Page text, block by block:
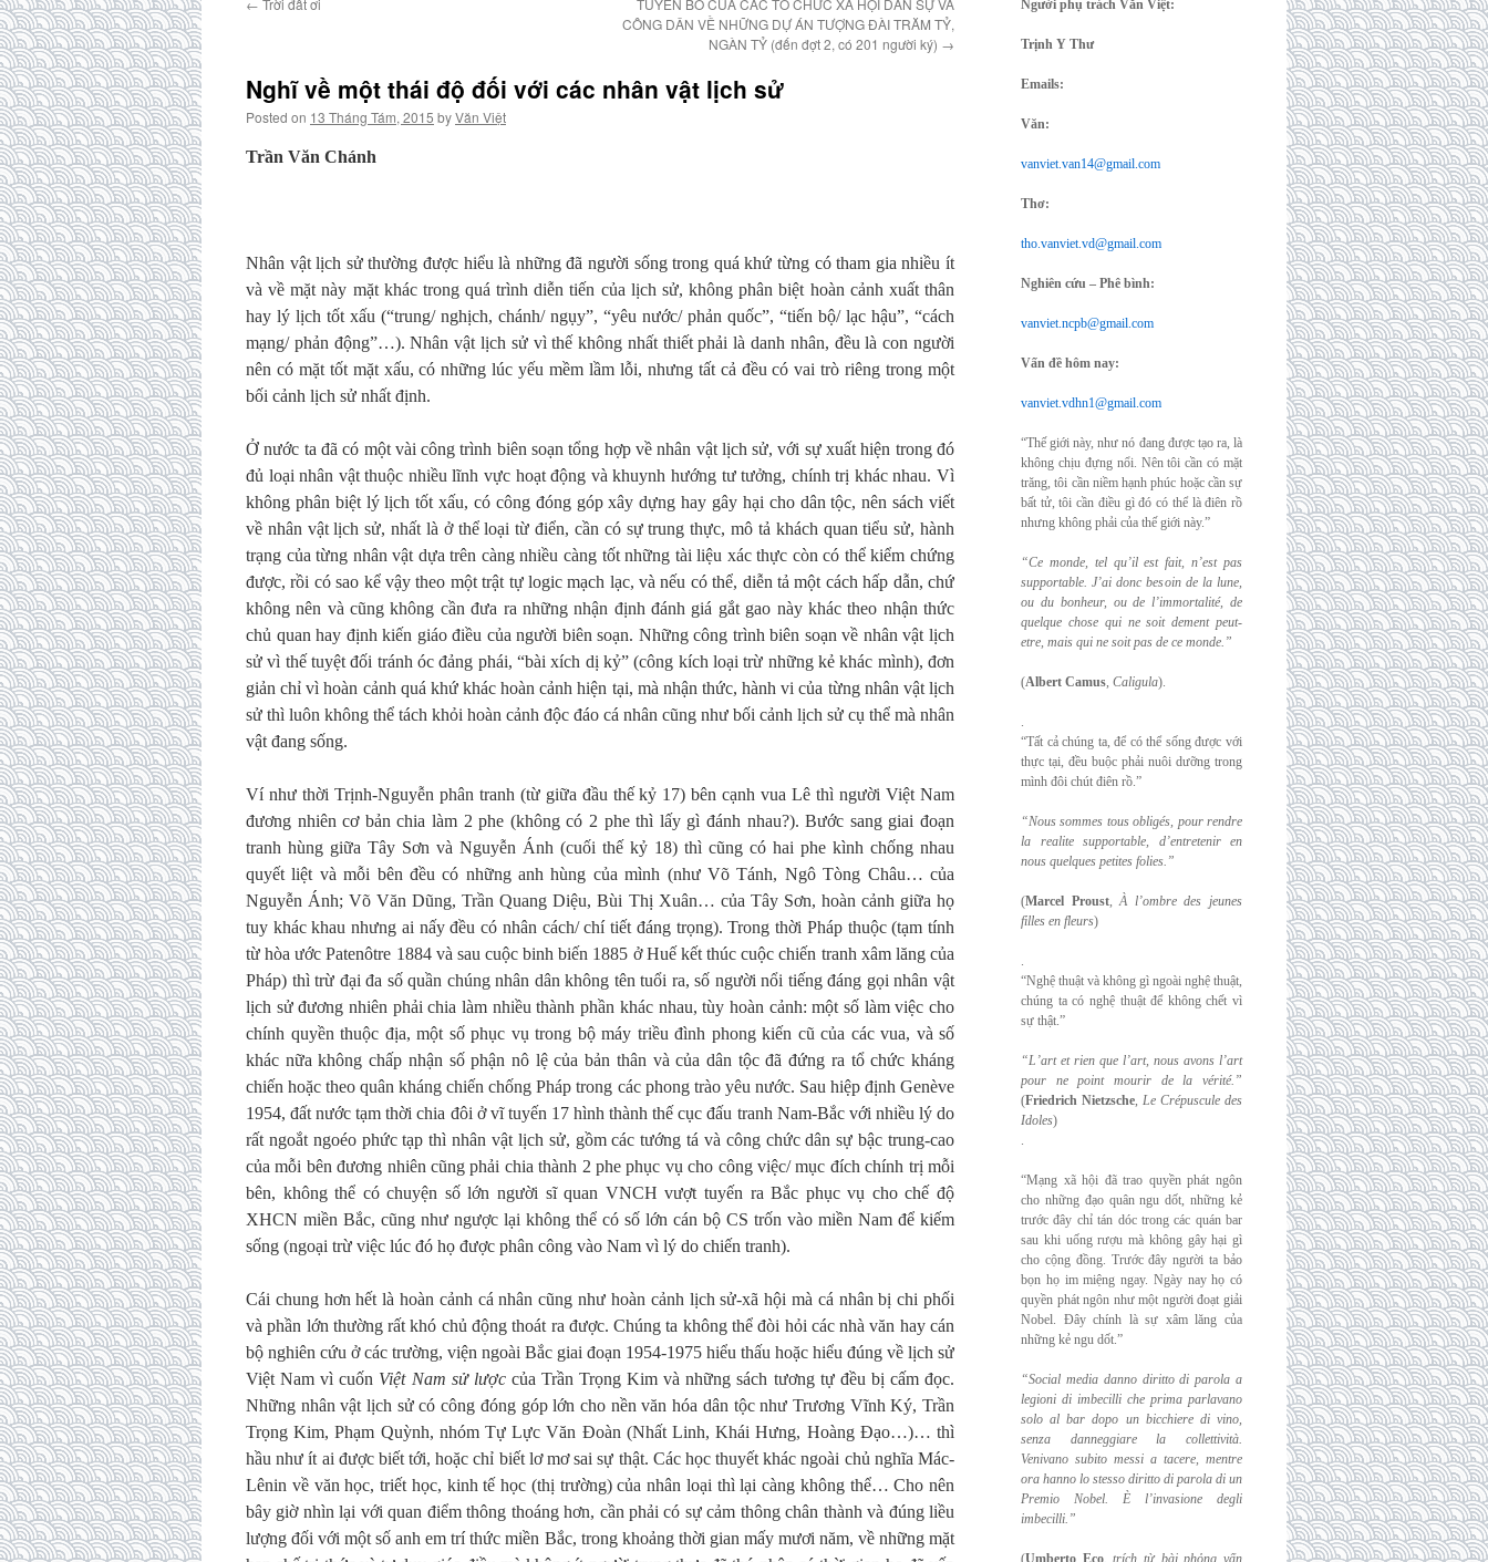
← Trời đất ơi
TUYÊN BỐ CỦA CÁC TỔ CHỨC XÃ HỘI DÂN SỰ VÀ
CÔNG DÂN VỀ NHỮNG DỰ ÁN TƯỢNG ĐÀI TRĂM TỶ,
NGÀN TỶ (đến đợt 2, có 201 người ký) →
Nghĩ về một thái độ đối với các nhân vật lịch sử
Posted on 13 Tháng Tám, 2015 byVăn Việt
Trần Văn Chánh
Nhân vật lịch sử thường được hiểu là những đã người sống trong quá khứ từng có tham gia nhiều ít
và về mặt này mặt khác trong quá trình diễn tiến của lịch sử, không phân biệt hoàn cảnh xuất thân
hay lý lịch tốt xấu (“trung/ nghịch, chánh/ ngụy”, “yêu nước/ phản quốc”, “tiến bộ/ lạc hậu”, “cách
mạng/ phản động”…). Nhân vật lịch sử vì thế không nhất thiết phải là danh nhân, đều là con người
nên có mặt tốt mặt xấu, có những lúc yếu mềm lầm lỗi, nhưng tất cả đều có vai trò riêng trong một
bối cảnh lịch sử nhất định.
Ở nước ta đã có một vài công trình biên soạn tổng hợp về nhân vật lịch sử, với sự xuất hiện trong đó
đủ loại nhân vật thuộc nhiều lĩnh vực hoạt động và khuynh hướng tư tưởng, chính trị khác nhau. Vì
không phân biệt lý lịch tốt xấu, có công đóng góp xây dựng hay gây hại cho dân tộc, nên sách viết
về nhân vật lịch sử, nhất là ở thể loại từ điển, cần có sự trung thực, mô tả khách quan tiểu sử, hành
trạng của từng nhân vật dựa trên càng nhiều càng tốt những tài liệu xác thực còn có thể kiểm chứng
được, rồi có sao kể vậy theo một trật tự logic mạch lạc, và nếu có thể, diễn tả một cách hấp dẫn, chứ
không nên và cũng không cần đưa ra những nhận định đánh giá gắt gao này khác theo nhận thức
chủ quan hay định kiến giáo điều của người biên soạn. Những công trình biên soạn về nhân vật lịch
sử vì thế tuyệt đối tránh óc đảng phái, “bài xích dị kỷ” (công kích loại trừ những kẻ khác mình), đơn
giản chỉ vì hoàn cảnh quá khứ khác hoàn cảnh hiện tại, mà nhận thức, hành vi của từng nhân vật lịch
sử thì luôn không thể tách khỏi hoàn cảnh độc đáo cá nhân cũng như bối cảnh lịch sử cụ thể mà nhân
vật đang sống.
Ví như thời Trịnh-Nguyễn phân tranh (từ giữa đầu thế kỷ 17) bên cạnh vua Lê thì người Việt Nam
đương nhiên cơ bản chia làm 2 phe (không có 2 phe thì lấy gì đánh nhau?). Bước sang giai đoạn
tranh hùng giữa Tây Sơn và Nguyễn Ánh (cuối thế kỷ 18) thì cũng có hai phe kình chống nhau
quyết liệt và mỗi bên đều có những anh hùng của mình (như Võ Tánh, Ngô Tòng Châu… của
Nguyễn Ánh; Võ Văn Dũng, Trần Quang Diệu, Bùi Thị Xuân… của Tây Sơn, hoàn cảnh giữa họ
tuy khác khau nhưng ai nấy đều có nhân cách/ chí tiết đáng trọng). Trong thời Pháp thuộc (tạm tính
từ hòa ước Patenôtre 1884 và sau cuộc binh biến 1885 ở Huế kết thúc cuộc chiến tranh xâm lăng của
Pháp) thì trừ đại đa số quần chúng nhân dân không tên tuổi ra, số người nổi tiếng đáng gọi nhân vật
lịch sử đương nhiên phải chia làm nhiều thành phần khác nhau, tùy hoàn cảnh: một số làm việc cho
chính quyền thuộc địa, một số phục vụ trong bộ máy triều đình phong kiến cũ của các vua, và số
khác nữa không chấp nhận số phận nô lệ của bản thân và của dân tộc đã đứng ra tổ chức kháng
chiến hoặc theo quân kháng chiến chống Pháp trong các phong trào yêu nước. Sau hiệp định Genève
1954, đất nước tạm thời chia đôi ở vĩ tuyến 17 hình thành thế cục đấu tranh Nam-Bắc với nhiều lý do
rất ngoắt ngoéo phức tạp thì nhân vật lịch sử, gồm các tướng tá và công chức dân sự bậc trung-cao
của mỗi bên đương nhiên cũng phải chia thành 2 phe phục vụ cho công việc/ mục đích chính trị mỗi
bên, không thể có chuyện số lớn người sĩ quan VNCH vượt tuyến ra Bắc phục vụ cho chế độ
XHCN miền Bắc, cũng như ngược lại không thể có số lớn cán bộ CS trốn vào miền Nam để kiếm
sống (ngoại trừ việc lúc đó họ được phân công vào Nam vì lý do chiến tranh).
Cái chung hơn hết là hoàn cảnh cá nhân cũng như hoàn cảnh lịch sử-xã hội mà cá nhân bị chi phối
và phần lớn thường rất khó chủ động thoát ra được. Chúng ta không thể đòi hỏi các nhà văn hay cán
bộ nghiên cứu ở các trường, viện ngoài Bắc giai đoạn 1954-1975 hiểu thấu hoặc hiểu đúng về lịch sử
Việt Nam vì cuốn Việt Nam sử lượccủa Trần Trọng Kim và những sách tương tự đều bị cấm đọc.
Những nhân vật lịch sử có công đóng góp lớn cho nền văn hóa dân tộc như Trương Vĩnh Ký, Trần
Trọng Kim, Phạm Quỳnh, nhóm Tự Lực Văn Đoàn (Nhất Linh, Khái Hưng, Hoàng Đạo…)… thì
hầu như ít ai được biết tới, hoặc chỉ biết lơ mơ sai sự thật. Các học thuyết khác ngoài chủ nghĩa Mác-
Lênin về văn học, triết học, kinh tế học (thị trường) của nhân loại thì lại càng không thể… Cho nên
bây giờ nhìn lại với quan điểm thông thoáng hơn, cần phải có sự cảm thông chân thành và đúng liều
lượng đối với một số anh em trí thức miền Bắc, trong khoảng thời gian mấy mươi năm, về những mặt
Người phụ trách Văn Việt:
Trịnh Y Thư
Emails:
Văn:
vanviet.van14@gmail.com
Thơ:
tho.vanviet.vd@gmail.com
Nghiên cứu – Phê bình:
vanviet.ncpb@gmail.com
Vấn đề hôm nay:
vanviet.vdhn1@gmail.com
“Thế giới này, như nó đang được tạo ra, là
không chịu đựng nổi. Nên tôi cần có mặt
trăng, tôi cần niềm hạnh phúc hoặc cần sự
bất tử, tôi cần điều gì đó có thể là điên rồ
nhưng không phải của thế giới này.”
“Ce monde, tel qu’il est fait, n’est pas
supportable. J’ai donc besoin de la lune,
ou du bonheur, ou de l’immortalité, de
quelque chose qui ne soit dement peut-
etre, mais qui ne soit pas de ce monde.”
(Albert Camus, Caligula).
.
“Tất cả chúng ta, để có thể sống được với
thực tại, đều buộc phải nuôi dưỡng trong
mình đôi chút điên rồ.”
“Nous sommes tous obligés, pour rendre
la realite supportable, d’entretenir en
nous quelques petites folies.”
(Marcel Proust,À l’ombre des jeunes
filles en fleurs)
.
“Nghệ thuật và không gì ngoài nghệ thuật,
chúng ta có nghệ thuật để không chết vì
sự thật.”
“L’art et rien que l’art, nous avons l’art
pour ne point mourir de la vérité.”
(Friedrich Nietzsche, Le Crépuscule des
Idoles)
.
“Mạng xã hội đã trao quyền phát ngôn
cho những đạo quân ngu dốt, những kẻ
trước đây chỉ tán dóc trong các quán bar
sau khi uống rượu mà không gây hại gì
cho cộng đồng. Trước đây người ta bảo
bọn họ im miệng ngay. Ngày nay họ có
quyền phát ngôn như một người đoạt giải
Nobel. Đây chính là sự xâm lăng của
những kẻ ngu dốt.”
“Social media danno diritto di parola a
legioni di imbecilli che prima parlavano
solo albar dopo un bicchiere di vino,
senza danneggiare la collettività.
Venivano subito messi a tacere, mentre
ora hanno lo stesso diritto di parola di un
Premio Nobel. È l’invasione degli
imbecilli.”
(Umberto Eco,trích từ bài phỏng vấn